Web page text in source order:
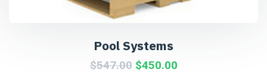
Pool Systems
$547.00 $450.00